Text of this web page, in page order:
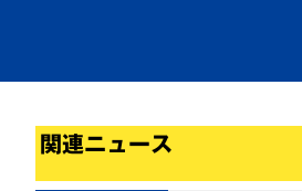
関連ニュース